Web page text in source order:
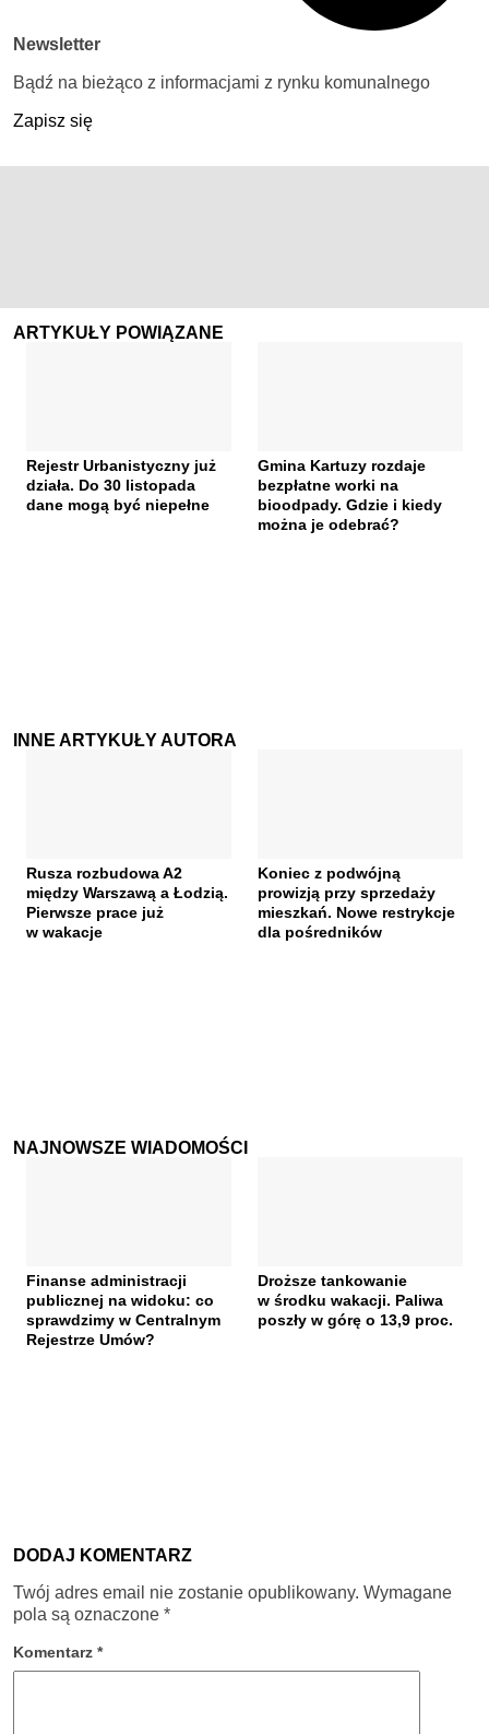
Newsletter
Bądź na bieżąco z informacjami z rynku komunalnego
Zapisz się
ARTYKUŁY POWIĄZANE
Rejestr Urbanistyczny już
działa. Do 30 listopada
dane mogą być niepełne
Gmina Kartuzy rozdaje
bezpłatne worki na
bioodpady. Gdzie i kiedy
można je odebrać?
INNE ARTYKUŁY AUTORA
Rusza rozbudowa A2
między Warszawą a Łodzią.
Pierwsze prace już
w wakacje
Koniec z podwójną
prowizją przy sprzedaży
mieszkań. Nowe restrykcje
dla pośredników
NAJNOWSZE WIADOMOŚCI
Finanse administracji
publicznej na widoku: co
sprawdzimy w Centralnym
Rejestrze Umów?
Droższe tankowanie
w środku wakacji. Paliwa
poszły w górę o 13,9 proc.
DODAJ KOMENTARZ
Twój adres email nie zostanie opublikowany. Wymagane
pola są oznaczone *
Komentarz *